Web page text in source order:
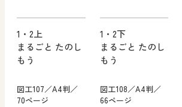
1・2上
まるごと たのし
もう
図工107／A4判／
70ページ
1・2下
まるごと たのし
もう
図工108／A4判／
66ページ